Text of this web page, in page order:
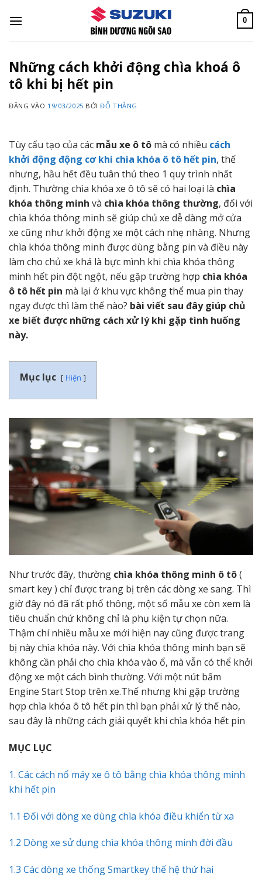
qua
0
Những cách khởi động chìa khoá ô
tô khi bị hết pin
ĐĂNG VÀO 19/03/2025 BỞIĐỖ THẮNG
Tùy cấu tạo của các mẫu xe ô tô mà có nhiều cách
khởi động động cơ khi chìa khóa ô tô hết pin, thế
nhưng, hầu hết đều tuân thủ theo 1 quy trình nhất
định. Thường chìa khóa xe ô tô sẽ có hai loại là chìa
khóa thông minh và chìa khóa thông thường, đối với
chìa khóa thông minh sẽ giúp chủ xe dễ dàng mở cửa
xe cũng như khởi động xe một cách nhẹ nhàng. Nhưng
chìa khóa thông minh được dùng bằng pin và điều này
làm cho chủ xe khá là bực mình khi chìa khóa thông
minh hết pin đột ngột, nếu gặp trường hợp chìa khóa
ô tô hết pin mà lại ở khu vực không thể mua pin thay
ngay được thì làm thế nào? bài viết sau đây giúp chủ
xe biết được những cách xử lý khi gặp tình huống
này.
Mục lục Hiện
Như trước đây, thường chìa khóa thông minh ô tô(
smart key ) chỉ được trang bị trên các dòng xe sang. Thì
giờ đây nó đã rất phổ thông, một số mẫu xe còn xem là
tiêu chuẩn chứ không chỉ là phụ kiện tự chọn nữa.
Thậm chí nhiều mẫu xe mới hiện nay cũng được trang
bị này chìa khóa này. Với chìa khóa thông minh bạn sẽ
không cần phải cho chìa khóa vào ổ, mà vẫn có thể khởi
động xe một cách bình thường. Với một nút bấm
Engine Start Stop trên xe.Thế nhưng khi gặp trường
hợp chìa khóa ô tô hết pin thì bạn phải xử lý thế nào,
sau đây là những cách giải quyết khi chìa khóa hết pin
MỤC LỤC
1. Các cách nổ máy xe ô tô bằng chìa khóa thông minh
khi hết pin
1.1 Đối với dòng xe dùng chìa khóa điều khiển từ xa
1.2 Dòng xe sử dụng chìa khóa thông minh đời đầu
1.3 Các dòng xe thống Smartkey thế hệ thứ hai